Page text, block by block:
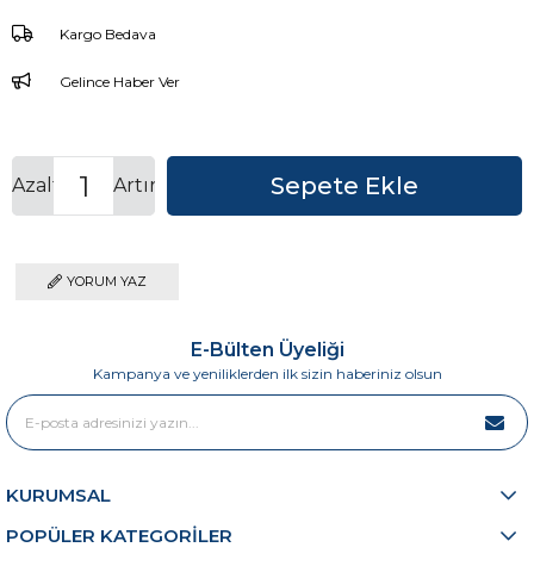
Kargo Bedava
Gelince Haber Ver
Artır
Azalt
YORUM YAZ
E-Bülten Üyeliği
Kampanya ve yeniliklerden ilk sizin haberiniz olsun
KURUMSAL
POPÜLER KATEGORİLER